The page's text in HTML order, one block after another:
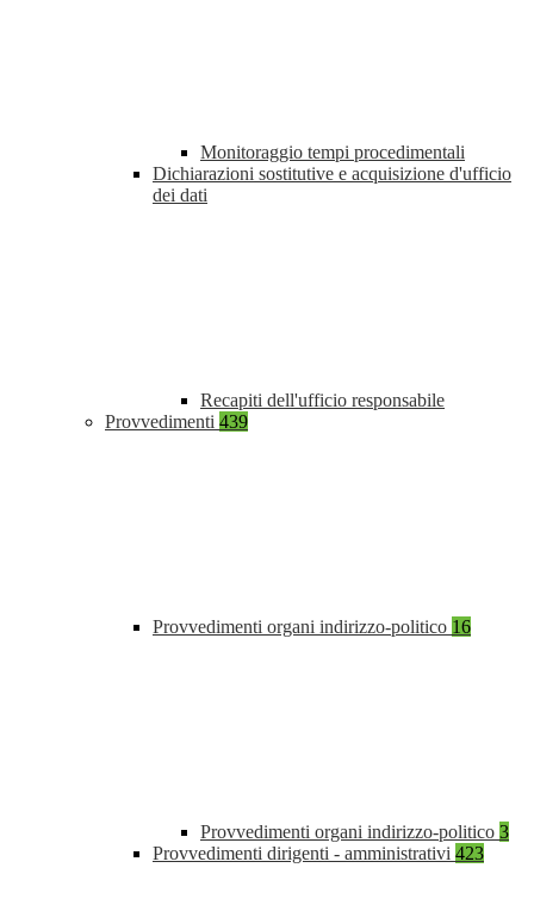
Monitoraggio tempi procedimentali
Dichiarazioni sostitutive e acquisizione d'ufficio
dei dati
Recapiti dell'ufficio responsabile
Provvedimenti 439
Provvedimenti organi indirizzo-politico 16
Provvedimenti organi indirizzo-politico 3
Provvedimenti dirigenti - amministrativi 423